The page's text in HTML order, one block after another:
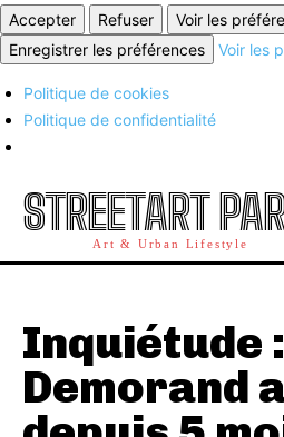
Accepter Refuser
Voir les
Enregistrer les préférences
Voir les
Politique de cookies
Politique de confidentialité
STREETART
Art & Urban Lifestyle
Inquiétude
Demorand